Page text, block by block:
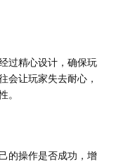
过精心设计，确保玩
会让玩家失去耐心，
。
的操作是否成功，增